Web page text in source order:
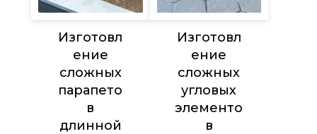
Изготовл
ение
сложных
парапето
в
длинной
Изготовл
ение
сложных
угловых
элементо
в